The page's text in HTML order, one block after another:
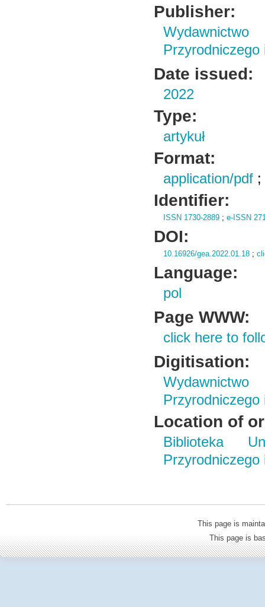
Publisher:
Przyrodniczego
Date issued:
2022
Type:
artykuł
Format:
application/pdf
Identifier:
ISSN 1730-2889 ;e-ISSN
DOI:
10.16926/gea.2022.01.18 ;
Language:
pol
Page WWW:
click here to
Digitisation:
Przyrodniczego
Location of
Biblioteka
Przyrodniczego
This page is
This page is